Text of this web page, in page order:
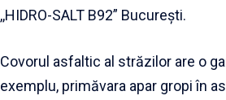
,,HIDRO-SALT B92” București.
Covorul asfaltic al străzilor are o
exemplu, primăvara apar gropi în